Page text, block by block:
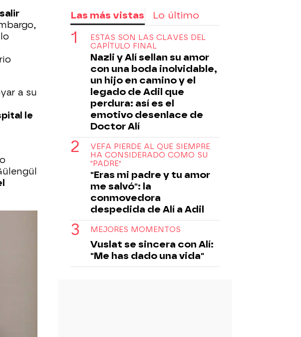
salir
a su
le
su
la
Las más vistas Lo último
ESTAS SON LAS CLAVES DEL
CAPÍTULO FINAL
Nazli y Alí sellan su amor
con una boda inolvidable,
un hijo en camino y el
legado de Adil que
perdura: así es el
emotivo desenlace de
Doctor Alí
VEFA PIERDE AL QUE SIEMPRE
HA CONSIDERADO COMO SU
"PADRE"
"Eras mi padre y tu amor
me salvó": la
conmovedora
despedida de Alí a Adil
MEJORES MOMENTOS
Vuslat se sincera con Alí:
"Me has dado una vida"